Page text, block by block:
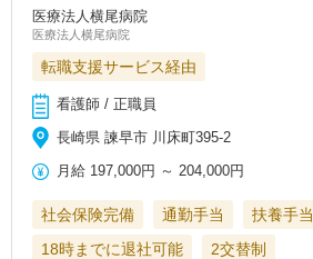
医療法人横尾病院
医療法人横尾病院
転職支援サービス経由
看護師 / 正職員
長崎県 諫早市 川床町395-2
月給 197,000円 ～ 204,000円
社会保険完備 通勤手当 扶養手当
18時までに退社可能
2交替制